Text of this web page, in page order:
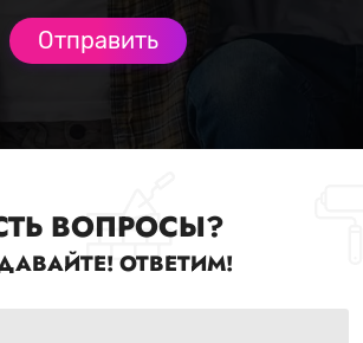
ВОПРОСЫ?
ОТВЕТИМ!